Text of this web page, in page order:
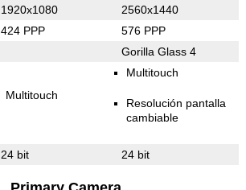
1920x1080 2560x1440
424 PPP 576 PPP
Gorilla Glass 4
Multitouch
Multitouch
Resolución pantalla
cambiable
24 bit 24 bit